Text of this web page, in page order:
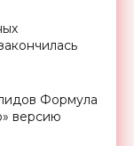
Формула
версию